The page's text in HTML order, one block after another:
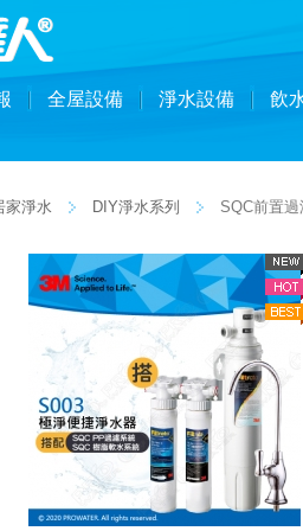
全屋設備 淨水設備 飲
家淨水 DIY淨水系列 SQC前置